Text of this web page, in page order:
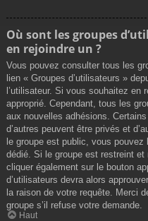
Où sont les groupes
en rejoindre un ?
Vous pouvez consulter tous les
lien « Groupes d’utilisateurs »
l’utilisateur. Si vous souhaitez en
approprié. Cependant, tous les
aux nouvelles adhésions.
d’autres peuvent être privés et
le groupe est public, vous
dédié. Si le groupe est restreint
cliquer également sur le bouton
d’utilisateurs devra alors
la raison de votre requête. Merci
groupe s’il refuse votre demande.
Haut